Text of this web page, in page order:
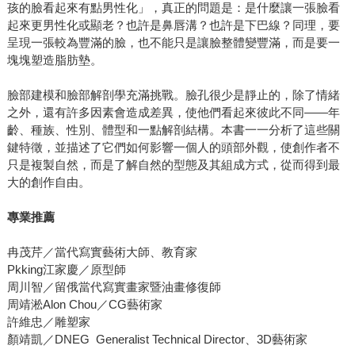
孩的臉看起來有點男性化」，真正的問題是：是什麼讓一張臉看
起來更男性化或顯老？也許是鼻唇溝？也許是下巴線？同理，要
呈現一張較為豐滿的臉，也不能只是讓臉整體變豐滿，而是要一
塊塊塑造脂肪墊。
臉部建模和臉部解剖學充滿挑戰。臉孔很少是靜止的，除了情緒
之外，還有許多因素會造成差異，使他們看起來彼此不同——年
齡、種族、性別、體型和一點解剖結構。本書一一分析了這些關
鍵特徵，並描述了它們如何影響一個人的頭部外觀，使創作者不
只是複製自然，而是了解自然的型態及其組成方式，從而得到最
大的創作自由。
專業推薦
冉茂芹／當代寫實藝術大師、教育家
Pkking江家慶／原型師
周川智／留俄當代寫實畫家暨油畫修復師
周靖淞Alon Chou／CG藝術家
許維忠／雕塑家
顏靖凱／DNEG Generalist Technical Director、3D藝術家